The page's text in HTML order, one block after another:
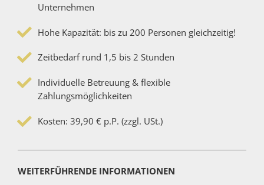
Unternehmen
Hohe Kapazität: bis zu 200 Personen gleichzeitig!
Zeitbedarf rund 1,5 bis 2 Stunden
Individuelle Betreuung & flexible
Zahlungsmöglichkeiten
Kosten: 39,90 € p.P. (zzgl. USt.)
WEITERFÜHRENDE INFORMATIONEN